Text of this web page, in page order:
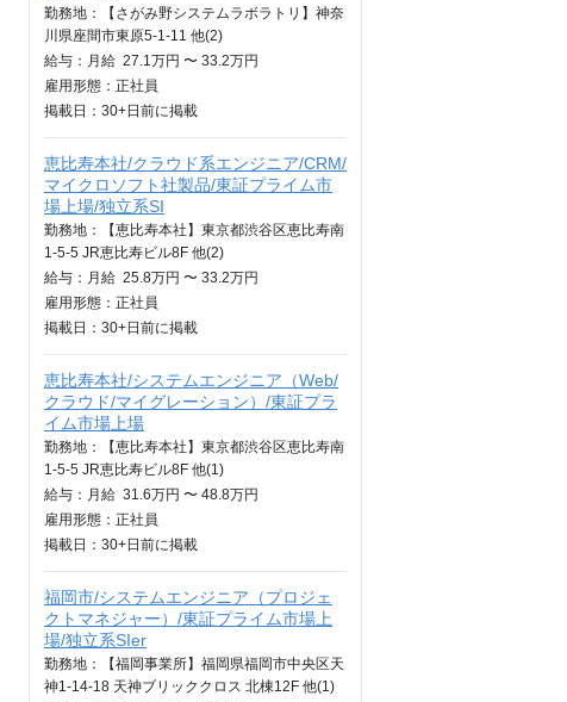
勤務地：【さがみ野システムラボラトリ】神奈
川県座間市東原5-1-11 他(2)
給与： 月給 27.1万円 〜 33.2万円
雇用形態：正社員
掲載日： 30+日 前に掲載
恵比寿本社/クラウド系エンジニア/CRM/
マイクロソフト社製品/東証プライム市
場上場/独立系SI
勤務地：【恵比寿本社】東京都渋谷区恵比寿南
1-5-5 JR恵比寿ビル8F 他(2)
給与： 月給 25.8万円 〜 33.2万円
雇用形態：正社員
掲載日： 30+日 前に掲載
恵比寿本社/システムエンジニア（Web/
クラウド/マイグレーション）/東証プラ
イム市場上場
勤務地：【恵比寿本社】東京都渋谷区恵比寿南
1-5-5 JR恵比寿ビル8F 他(1)
給与： 月給 31.6万円 〜 48.8万円
雇用形態：正社員
掲載日： 30+日 前に掲載
福岡市/システムエンジニア（プロジェ
クトマネジャー）/東証プライム市場上
場/独立系SIer
勤務地：【福岡事業所】福岡県福岡市中央区天
神1-14-18 天神ブリッククロス 北棟12F 他(1)